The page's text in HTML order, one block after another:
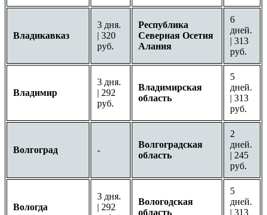
Владикавказ
3 дня.
| 320
руб.
Республика
Северная Осетия
Алания
6
дней.
| 313
руб.
Владимир
3 дня.
| 292
руб.
Владимирская
область
5
дней.
| 313
руб.
Волгоград -
Волгоградская
область
2
дней.
| 245
руб.
Вологда
3 дня.
| 292
Вологодская
область
5
дней.
| 313